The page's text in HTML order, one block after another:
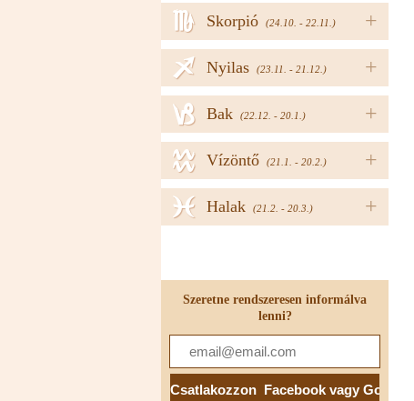
+
Skorpió (24.10. - 22.11.)
h
+
Nyilas (23.11. - 21.12.)
i
+
Bak (22.12. - 20.1.)
j
+
Vízöntő (21.1. - 20.2.)
k
+
Halak (21.2. - 20.3.)
l
Szeretne rendszeresen informálva
lenni?